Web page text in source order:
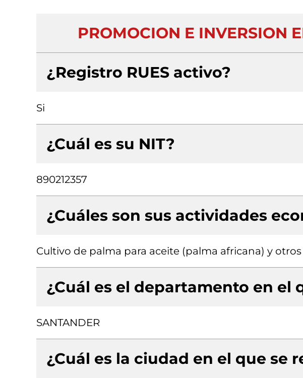
PROMOCION E INVERSION
¿Registro RUES activo?
Si
¿Cuál es su NIT?
890212357
¿Cuáles son sus actividades
Cultivo de palma para aceite (palma africana) y
¿Cuál es el departamento en el
SANTANDER
¿Cuál es la ciudad en el que se